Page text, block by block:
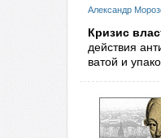
Александр
Кризис
действия
ватой и